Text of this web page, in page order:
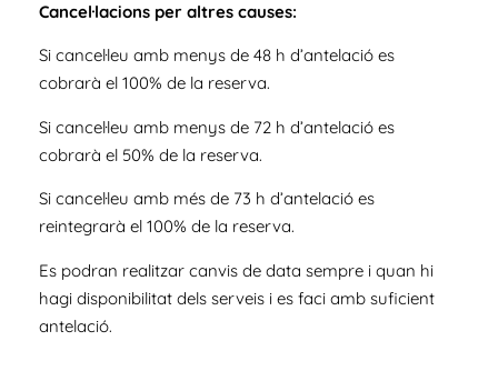
Cancel·lacions per altres causes:
Si cancel·leu amb menys de 48 h d’antelació es
cobrarà el 100% de la reserva.
Si cancel·leu amb menys de 72 h d’antelació es
cobrarà el 50% de la reserva.
Si cancel·leu amb més de 73 h d’antelació es
reintegrarà el 100% de la reserva.
Es podran realitzar canvis de data sempre i quan hi
hagi disponibilitat dels serveis i es faci amb suficient
antelació.